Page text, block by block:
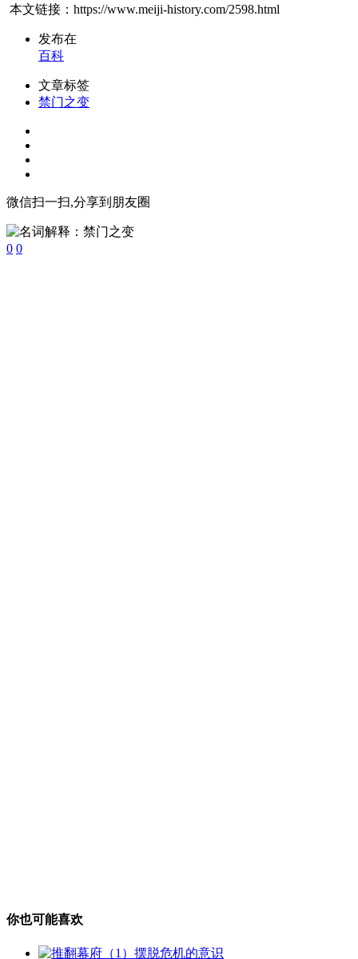
本文链接：https://www.meiji-history.com/2598.html
发布在
百科
文章标签
禁门之变
微信扫一扫,分享到朋友圈
0 0
你也可能喜欢